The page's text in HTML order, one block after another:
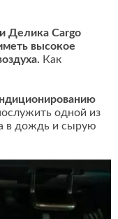
Делика Cargo
высокое
Как
одной из
в дождь и сырую